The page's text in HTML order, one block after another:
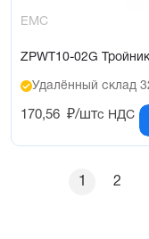
EMC
ZPWT10-02G
Удалённый склад
170,56 ₽/штс НДС
1 2